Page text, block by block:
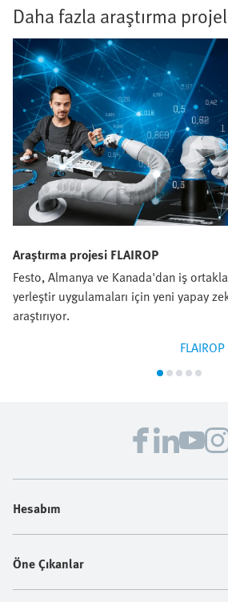
Daha fazla araştırma
Araştırma projesi FLAIROP
Festo, Almanya ve Kanada'dan iş
yerleştir uygulamaları için yeni yapay
araştırıyor.
Hesabım
Öne Çıkanlar